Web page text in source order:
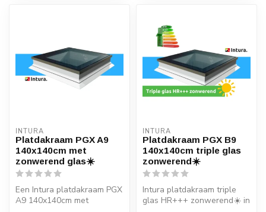
INTURA
Platdakraam PGX A9
140x140cm met
zonwerend glas☀️
Een Intura platdakraam PGX
A9 140x140cm met
INTURA
Platdakraam PGX B9
140x140cm triple glas
zonwerend☀️
Intura platdakraam triple
glas HR+++ zonwerend☀️ in